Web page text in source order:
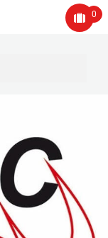
0